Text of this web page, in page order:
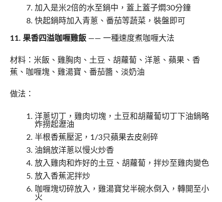
加入是米2倍的水至鍋中，蓋上蓋子燜30分鐘
快起鍋時加入青蔥、番茄等蔬菜，裝盤即可
11. 果香四溢咖喱雞飯—— 一種速度煮咖喱大法
材料：米飯、雞胸肉、土豆、胡蘿蔔、洋蔥、蘋果、香
蕉、咖喱塊、雞湯寶、番茄醬、淡奶油
做法：
洋蔥切丁，雞肉切塊，土豆和胡蘿蔔切丁下油鍋略
炸撈起瀝油
半根香蕉壓泥，1/3只蘋果去皮剁碎
油鍋放洋蔥以慢火炒香
放入雞肉和炸好的土豆、胡蘿蔔，拌炒至雞肉變色
放入香蕉泥拌炒
咖喱塊切碎放入，雞湯寶兌半碗水倒入，轉開至小
火